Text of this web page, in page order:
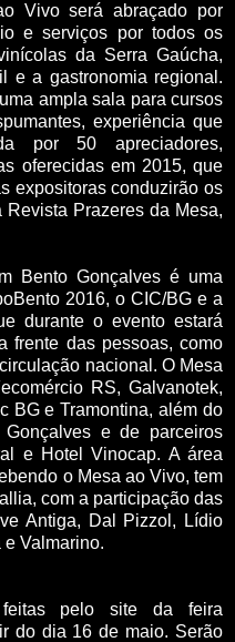
Vivo será abraçado por
e serviços por todos os
da Serra Gaúcha,
e a gastronomia regional.
ampla sala para cursos
experiência que
por 50 apreciadores,
oferecidas em 2015, que
expositoras conduzirão os
Prazeres da Mesa,
Bento Gonçalves é uma
2016, o CIC/BG e a
durante o evento estará
frente das pessoas, como
nacional. O Mesa
RS, Galvanotek,
BG e Tramontina, além do
e de parceiros
e Hotel Vinocap. A área
o Mesa ao Vivo, tem
com a participação das
Antiga, Dal Pizzol, Lídio
Valmarino.
pelo site da feira
do dia 16 de maio. Serão